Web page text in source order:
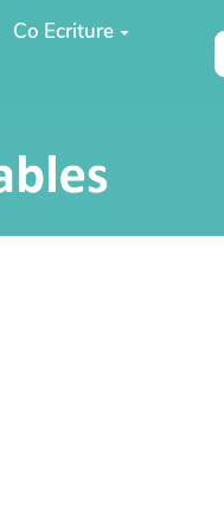
Co Ecriture